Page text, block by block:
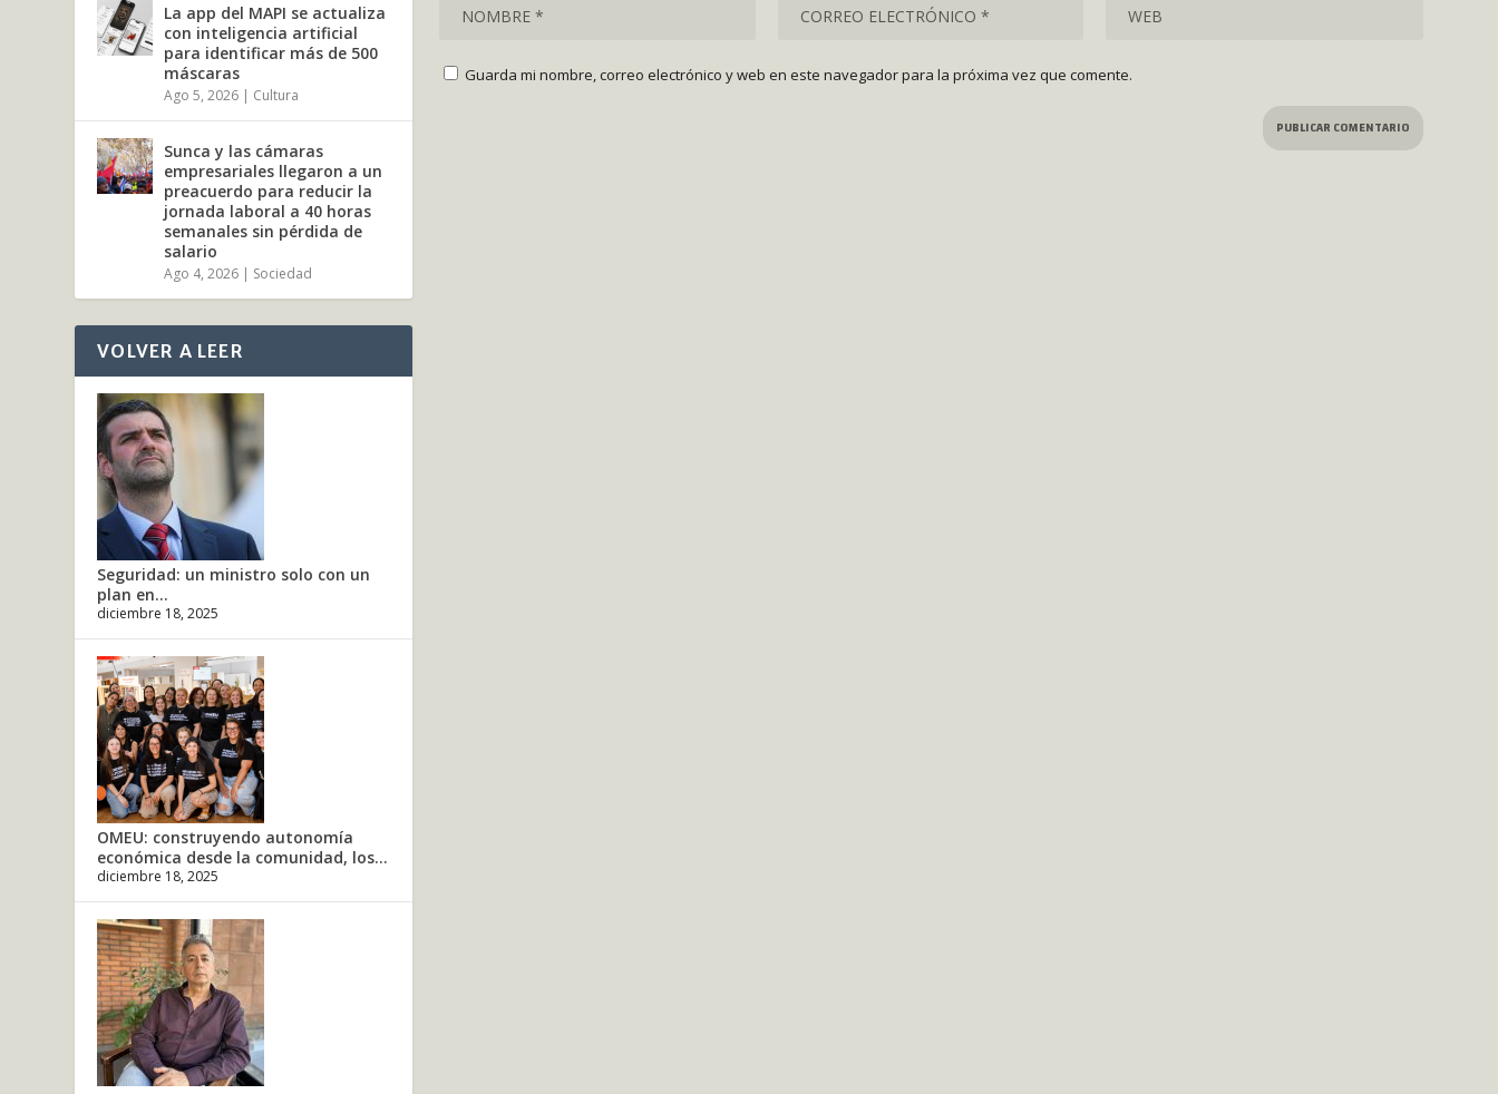
Guarda mi nombre, correo electrónico y web en este navegador para la próxima vez que comente.
La app del MAPI se actualiza
con inteligencia artificial
para identificar más de 500
máscaras
Ago 5, 2026 | Cultura
Sunca y las cámaras
empresariales llegaron a un
preacuerdo para reducir la
jornada laboral a 40 horas
semanales sin pérdida de
salario
Ago 4, 2026 | Sociedad
VOLVER A LEER
Seguridad: un ministro solo con un
plan en...
diciembre 18, 2025
OMEU: construyendo autonomía
económica desde la comunidad, los...
diciembre 18, 2025